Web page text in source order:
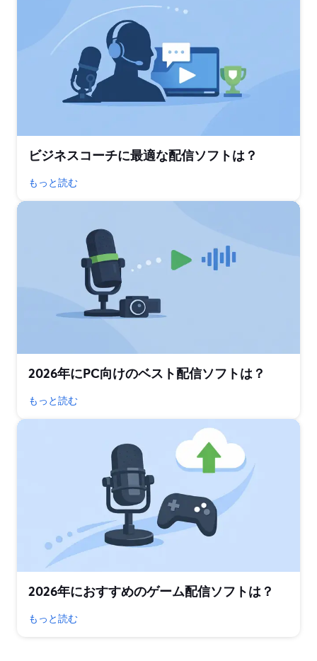
ビジネスコーチに最適な配信ソフトは？
もっと読む
2026年にPC向けのベスト配信ソフトは？
もっと読む
2026年におすすめのゲーム配信ソフトは？
もっと読む